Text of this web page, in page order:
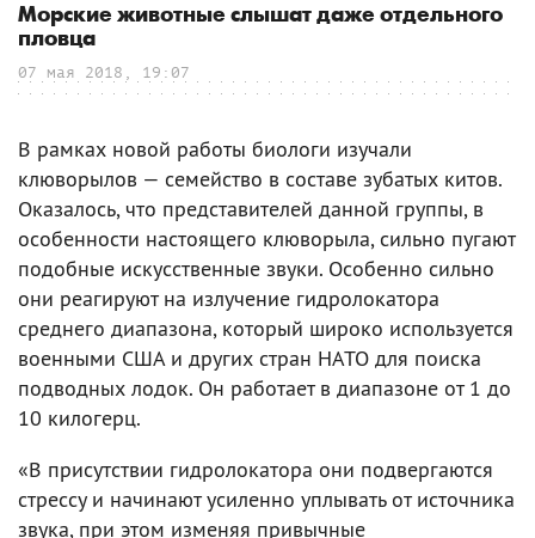
Морские животные слышат даже отдельного
пловца
07 мая 2018, 19:07
В рамках новой работы биологи изучали
клюворылов — семейство в составе зубатых китов.
Оказалось, что представителей данной группы, в
особенности настоящего клюворыла, сильно пугают
подобные искусственные звуки. Особенно сильно
они реагируют на излучение гидролокатора
среднего диапазона, который широко используется
военными США и других стран НАТО для поиска
подводных лодок. Он работает в диапазоне от 1 до
10 килогерц.
«В присутствии гидролокатора они подвергаются
стрессу и начинают усиленно уплывать от источника
звука, при этом изменяя привычные